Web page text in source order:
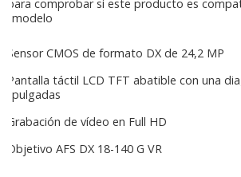
para comprobar si este producto es
modelo
Sensor CMOS de formato DX de 24,2 MP
Pantalla táctil LCD TFT abatible con una
pulgadas
Grabación de vídeo en Full HD
Objetivo AFS DX 18-140 G VR